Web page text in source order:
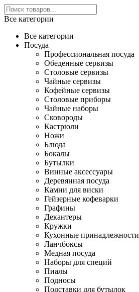
Все категории
Все категории
Посуда
Профессиональная посуда
Обеденные сервизы
Столовые сервизы
Чайные сервизы
Кофейные сервизы
Столовые приборы
Чайные наборы
Сковороды
Кастрюли
Ножи
Блюда
Бокалы
Бутылки
Винные аксессуары
Деревянная посуда
Камни для виски
Гейзерные кофеварки
Графины
Декантеры
Кружки
Кухонные принадлежности
Ланчбоксы
Медная посуда
Наборы для специй
Пиалы
Подносы
Подставки для бутылок